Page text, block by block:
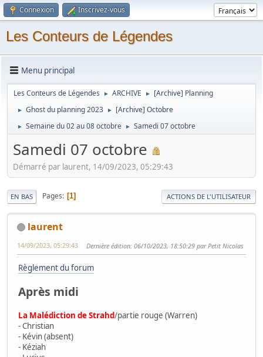
Connexion Inscrivez-vous
Les Conteurs de Légendes
Menu principal
Les Conteurs de Légendes ► ARCHIVE ► [Archive] Planning
► Ghost du planning 2023 ► [Archive] Octobre
► Semaine du 02 au 08 octobre ► Samedi 07 octobre
Samedi 07 octobre
Démarré par laurent, 14/09/2023, 05:29:43
EN BAS Pages 1 ACTIONS DE L'UTILISATEUR
laurent
14/09/2023, 05:29:43 Dernière édition: 06/10/2023, 18:50:29 par Petit Nicolas
Règlement du forum
Après midi
La Malédiction de Strahd/partie rouge (Warren)
- Christian
- Kévin (absent)
- Kéziah